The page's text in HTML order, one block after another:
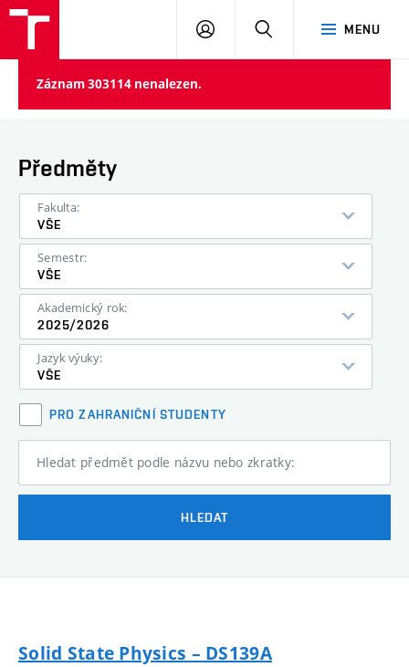
MENU
PŘIHLÁSIT
Záznam 303114 nenalezen.
Předměty
Fakulta:
VŠE
Semestr:
VŠE
Akademický rok:
2025/2026
Jazyk výuky:
VŠE
PRO ZAHRANIČNÍ STUDENTY
Hledat předmět podle názvu nebo zkratky:
HLEDAT
Solid State Physics – DS139A